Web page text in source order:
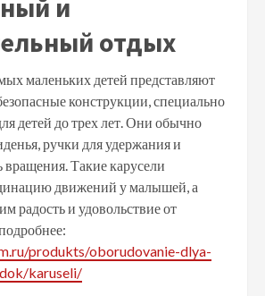
и
отдых
маленьких детей представляют
конструкции, специально
детей до трех лет. Они обычно
ручки для удержания и
вращения. Такие карусели
движений у малышей, а
радость и удовольствие от
produkts/oborudovanie-dlya-
karuseli/